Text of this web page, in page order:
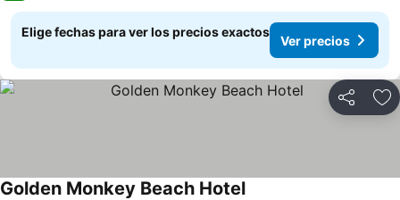
Elige fechas para ver los precios exactos
Ver precios
Compartir
Golden Monkey Beach Hotel